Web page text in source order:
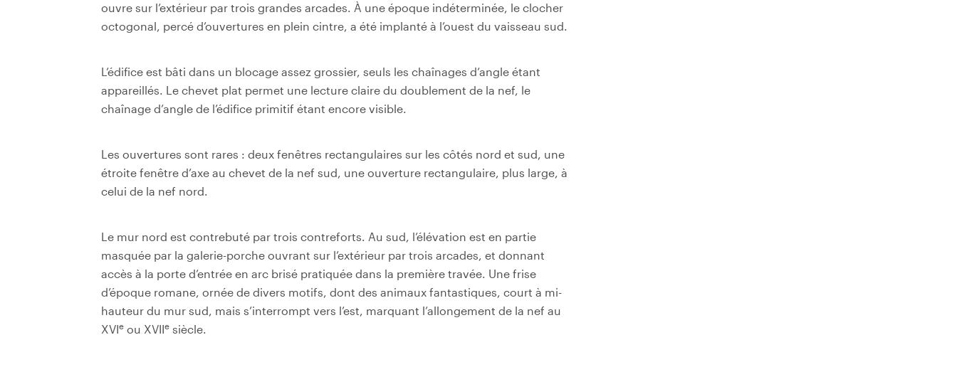
ouvre sur l’extérieur par trois grandes arcades. À une époque indéterminée, le clocher
octogonal, percé d’ouvertures en plein cintre, a été implanté à l’ouest du vaisseau sud.
L’édifice est bâti dans un blocage assez grossier, seuls les chaînages d’angle étant
appareillés. Le chevet plat permet une lecture claire du doublement de la nef, le
chaînage d’angle de l’édifice primitif étant encore visible.
Les ouvertures sont rares : deux fenêtres rectangulaires sur les côtés nord et sud, une
étroite fenêtre d’axe au chevet de la nef sud, une ouverture rectangulaire, plus large, à
celui de la nef nord.
Le mur nord est contrebuté par trois contreforts. Au sud, l’élévation est en partie
masquée par la galerie-porche ouvrant sur l’extérieur par trois arcades, et donnant
accès à la porte d’entrée en arc brisé pratiquée dans la première travée. Une frise
d’époque romane, ornée de divers motifs, dont des animaux fantastiques, court à mi-
hauteur du mur sud, mais s’interrompt vers l’est, marquant l’allongement de la nef au
XVIe ou XVIIe siècle.